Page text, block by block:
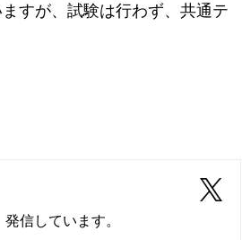
すが、試験は行わず、共通テ
信しています。